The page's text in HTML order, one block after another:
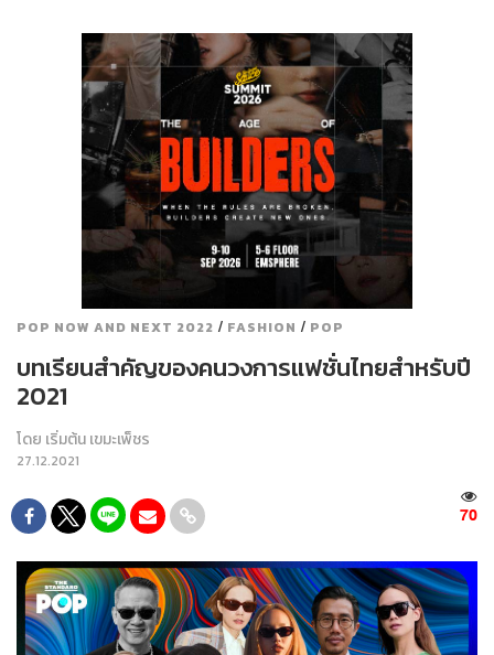
POP NOW AND NEXT 2022 / FASHION / POP
บทเรียนสำคัญของคนวงการแฟชั่นไทยสำหรับปี
2021
โดย เริ่มต้น เขมะเพ็ชร
27.12.2021
70